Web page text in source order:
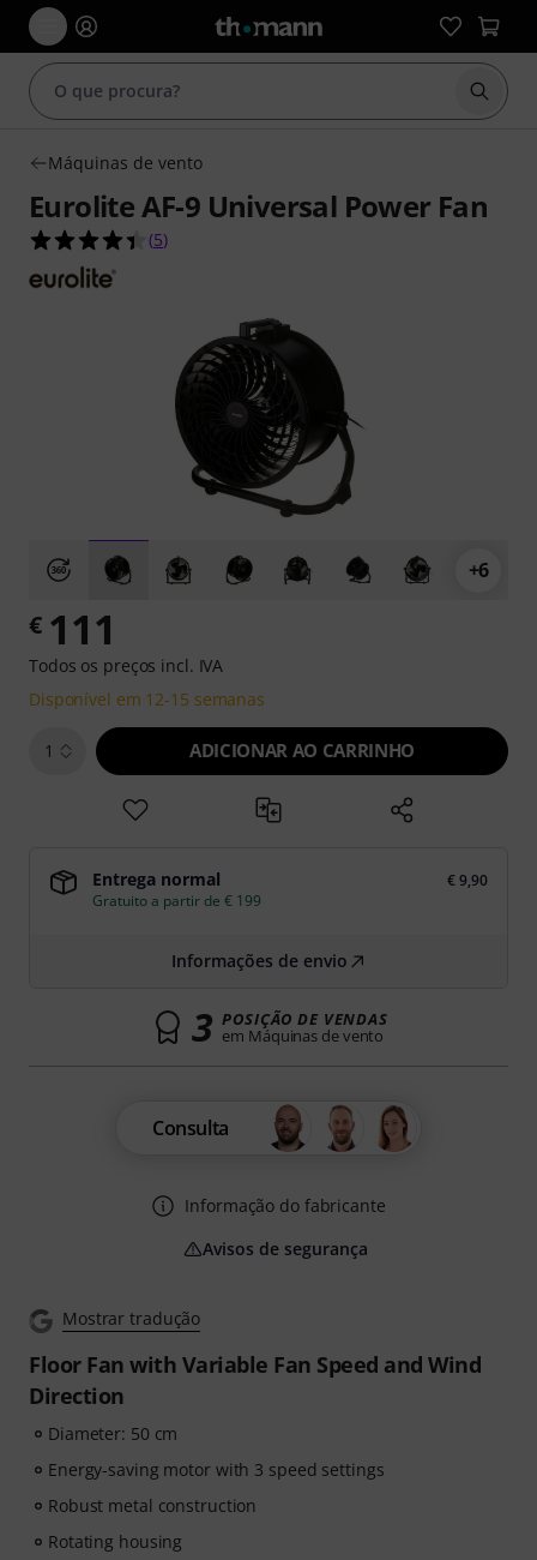
Iniciar
Máquinas de vento
Eurolite AF-9 Universal Power Fan
4.4 de 5 estrelas de 5 avaliações de clientes
(5)
+6
Mostrar tradução
Floor Fan with Variable Fan Speed and Wind
Direction
Diameter: 50 cm
Energy-saving motor with 3 speed settings
Robust metal construction
Rotating housing
€ 111
Todos os preços incl. IVA
Disponível em 12-15 semanas
1 ADICIONAR AO CARRINHO
Entrega normal
€ 9,90
Gratuito a partir de € 199
Informações de envio
3 POSIÇÃO DE VENDAS
em Máquinas de vento
Consulta
Informação do fabricante
Avisos de segurança